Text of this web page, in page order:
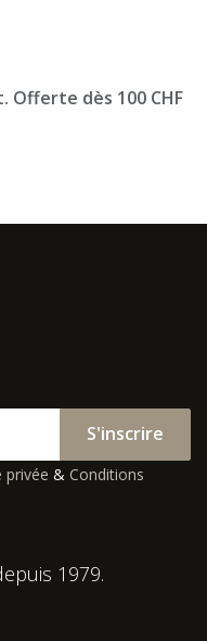
Offerte dès 100 CHF
S'inscrire
privée & Conditions
1979.